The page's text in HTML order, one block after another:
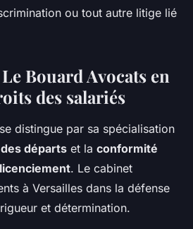
ou tout autre litige lié
Bouard Avocats en
des salariés
se distingue par sa spécialisation
départs et la conformité
. Le cabinet
à Versailles dans la défense
et détermination.